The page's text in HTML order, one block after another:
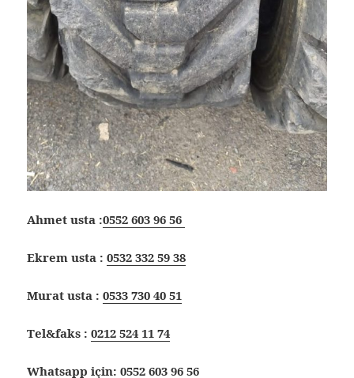
Ahmet usta :0552 603 96 56
Ekrem usta :0532 332 59 38
Murat usta :0533 730 40 51
Tel&faks :0212 524 11 74
Whatsapp için: 0552 603 96 56